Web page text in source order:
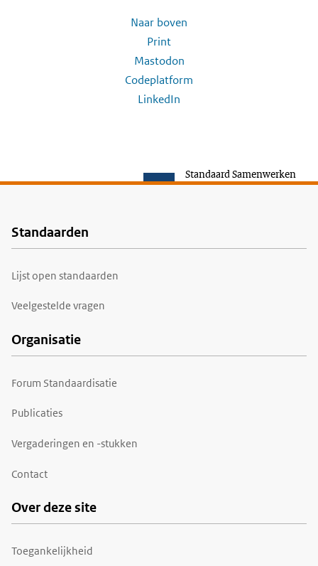
Naar boven
Print
Mastodon
Codeplatform
LinkedIn
Standaard Samenwerken
Voet
Standaarden
Lijst open standaarden
Veelgestelde vragen
Organisatie
Forum Standaardisatie
Publicaties
Vergaderingen en -stukken
Contact
Over deze site
Toegankelijkheid